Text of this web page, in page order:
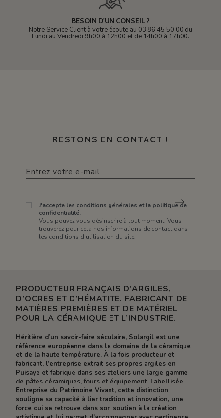
BESOIN D'UN CONSEIL ?
Notre Service Client à votre écoute au 03 86 45 50 00 du
Lundi au Vendredi 9h00 à 12h00 et de 14h00 à 17h00.
RESTONS EN CONTACT !
J'accepte les conditions générales et la politique de
confidentialité.
Vous pouvez vous désinscrire à tout moment. Vous
trouverez pour cela nos informations de contact dans
les conditions d'utilisation du site.
PRODUCTEUR FRANÇAIS D’ARGILES,
D’OCRES ET D’HÉMATITE. FABRICANT DE
MATIÈRES PREMIÈRES ET DE MATÉRIEL
POUR LA CÉRAMIQUE ET L’INDUSTRIE.
Héritière d’un savoir-faire séculaire, Solargil est une
référence européenne dans le domaine de la céramique
et de la haute température. À la fois producteur et
fabricant, l’entreprise extrait ses propres argiles en
Puisaye et fabrique dans ses ateliers une large gamme
de pâtes céramiques, fours et équipement. Labellisée
Entreprise du Patrimoine Vivant, cette distinction
souligne sa capacité à lier tradition et innovation, une
force qui se retrouve dans son soutien à la création